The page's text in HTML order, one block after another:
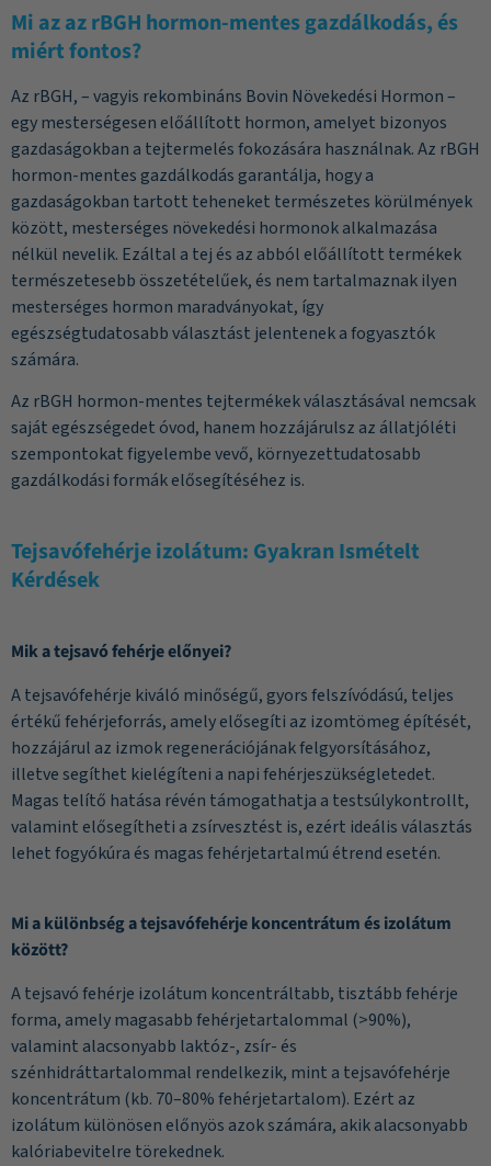
Mi az az rBGH hormon-mentes gazdálkodás, és
miért fontos?
Az rBGH, – vagyis rekombináns Bovin Növekedési Hormon –
egy mesterségesen előállított hormon, amelyet bizonyos
gazdaságokban a tejtermelés fokozására használnak. Az rBGH
hormon-mentes gazdálkodás garantálja, hogy a
gazdaságokban tartott teheneket természetes körülmények
között, mesterséges növekedési hormonok alkalmazása
nélkül nevelik. Ezáltal a tej és az abból előállított termékek
természetesebb összetételűek, és nem tartalmaznak ilyen
mesterséges hormon maradványokat, így
egészségtudatosabb választást jelentenek a fogyasztók
számára.
Az rBGH hormon-mentes tejtermékek választásával nemcsak
saját egészségedet óvod, hanem hozzájárulsz az állatjóléti
szempontokat figyelembe vevő, környezettudatosabb
gazdálkodási formák elősegítéséhez is.
Tejsavófehérje izolátum: Gyakran Ismételt
Kérdések
Mik a tejsavó fehérje előnyei?
A tejsavófehérje kiváló minőségű, gyors felszívódású, teljes
értékű fehérjeforrás, amely elősegíti az izomtömeg építését,
hozzájárul az izmok regenerációjának felgyorsításához,
illetve segíthet kielégíteni a napi fehérjeszükségletedet.
Magas telítő hatása révén támogathatja a testsúlykontrollt,
valamint elősegítheti a zsírvesztést is, ezért ideális választás
lehet fogyókúra és magas fehérjetartalmú étrend esetén.
Mi a különbség a tejsavófehérje koncentrátum és izolátum
között?
A tejsavó fehérje izolátum koncentráltabb, tisztább fehérje
forma, amely magasabb fehérjetartalommal (>90%),
valamint alacsonyabb laktóz-, zsír- és
szénhidráttartalommal rendelkezik, mint a tejsavófehérje
koncentrátum (kb. 70–80% fehérjetartalom). Ezért az
izolátum különösen előnyös azok számára, akik alacsonyabb
kalóriabevitelre törekednek.